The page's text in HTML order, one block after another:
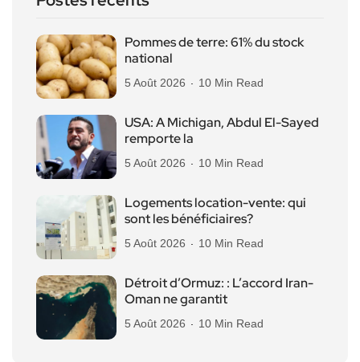
Pommes de terre: 61% du stock
national
5 Août 2026 10 Min Read
USA: A Michigan, Abdul El-Sayed
remporte la
5 Août 2026 10 Min Read
Logements location-vente: qui
sont les bénéficiaires?
5 Août 2026 10 Min Read
Détroit d’Ormuz: : L’accord Iran-
Oman ne garantit
5 Août 2026 10 Min Read